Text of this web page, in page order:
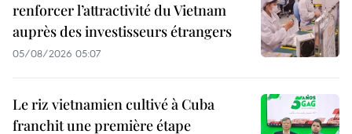
renforcer l’attractivité du Vietnam
auprès des investisseurs étrangers
05/08/2026 05:07
Le riz vietnamien cultivé à Cuba
franchit une première étape